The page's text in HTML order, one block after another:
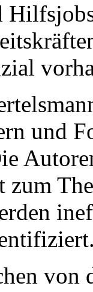
und
zum
von